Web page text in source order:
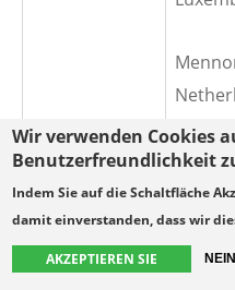
Wir verwenden Cookies
Benutzerfreundlichkeit
Indem Sie auf die Schaltfläche
damit einverstanden, dass wir
AKZEPTIEREN SIE
Old-